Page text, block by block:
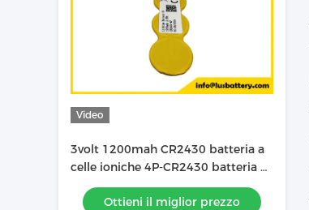
Video
3volt 1200mah CR2430 batteria a
celle ioniche 4P-CR2430 batteria al
litio
Ottieni il miglior prezzo